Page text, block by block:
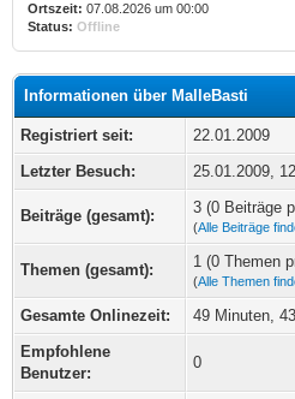
Ortszeit: 07.08.2026 um 00:00
Status: Offline
Informationen über MalleBasti
Registriert seit:
22.01.2009
Letzter Besuch:
25.01.2009,
Beiträge (gesamt): 3 (0 Beiträge
(Alle Beiträge
Themen (gesamt): 1 (0 Themen
(Alle Themen
Gesamte Onlinezeit:
49 Minuten,
Empfohlene
Benutzer:
0